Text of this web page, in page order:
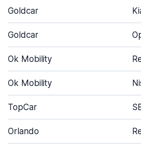
Goldcar
Goldcar
Ok Mobility
Ok Mobility
TopCar
Orlando